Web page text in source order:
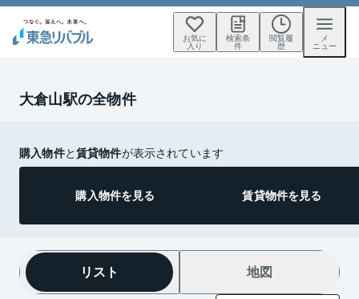
お気に
入り
検索条
件
閲覧履
歴
メ
ニュー
大倉山駅の全物件
購入物件と賃貸物件が表示されています
購入物件を見る 賃貸物件を見る
リスト 地図